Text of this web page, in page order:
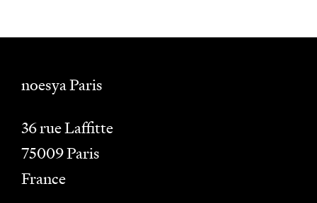
noesya Paris
36 rue Laffitte
75009Paris
France